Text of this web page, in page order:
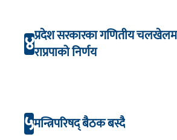
४प्रदेश सरकारका गणितीय
राप्रपाको निर्णय
५मन्त्रिपरिषद् बैठक बस्दै